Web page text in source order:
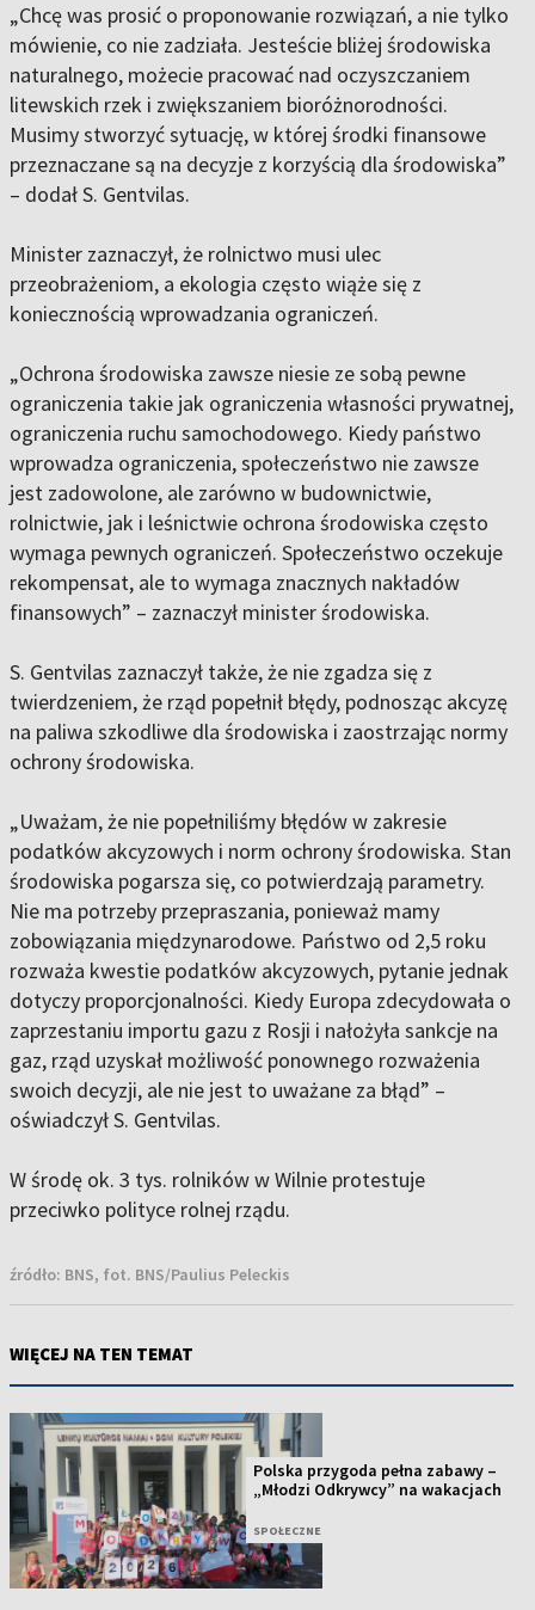
„Chcę was prosić o proponowanie rozwiązań, a nie tylko
mówienie, co nie zadziała. Jesteście bliżej środowiska
naturalnego, możecie pracować nad oczyszczaniem
litewskich rzek i zwiększaniem bioróżnorodności.
Musimy stworzyć sytuację, w której środki finansowe
przeznaczane są na decyzje z korzyścią dla środowiska”
– dodał S. Gentvilas.
Minister zaznaczył, że rolnictwo musi ulec
przeobrażeniom, a ekologia często wiąże się z
koniecznością wprowadzania ograniczeń.
„Ochrona środowiska zawsze niesie ze sobą pewne
ograniczenia takie jak ograniczenia własności prywatnej,
ograniczenia ruchu samochodowego. Kiedy państwo
wprowadza ograniczenia, społeczeństwo nie zawsze
jest zadowolone, ale zarówno w budownictwie,
rolnictwie, jak i leśnictwie ochrona środowiska często
wymaga pewnych ograniczeń. Społeczeństwo oczekuje
rekompensat, ale to wymaga znacznych nakładów
finansowych” – zaznaczył minister środowiska.
S. Gentvilas zaznaczył także, że nie zgadza się z
twierdzeniem, że rząd popełnił błędy, podnosząc akcyzę
na paliwa szkodliwe dla środowiska i zaostrzając normy
ochrony środowiska.
„Uważam, że nie popełniliśmy błędów w zakresie
podatków akcyzowych i norm ochrony środowiska. Stan
środowiska pogarsza się, co potwierdzają parametry.
Nie ma potrzeby przepraszania, ponieważ mamy
zobowiązania międzynarodowe. Państwo od 2,5 roku
rozważa kwestie podatków akcyzowych, pytanie jednak
dotyczy proporcjonalności. Kiedy Europa zdecydowała o
zaprzestaniu importu gazu z Rosji i nałożyła sankcje na
gaz, rząd uzyskał możliwość ponownego rozważenia
swoich decyzji, ale nie jest to uważane za błąd” –
oświadczył S. Gentvilas.
W środę ok. 3 tys. rolników w Wilnie protestuje
przeciwko polityce rolnej rządu.
źródło: BNS, fot. BNS/Paulius Peleckis
WIĘCEJ NA TEN TEMAT
Polska przygoda pełna zabawy –
„Młodzi Odkrywcy” na wakacjach
SPOŁECZNE